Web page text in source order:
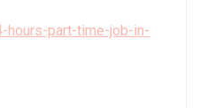
hours-part-time-job-in-